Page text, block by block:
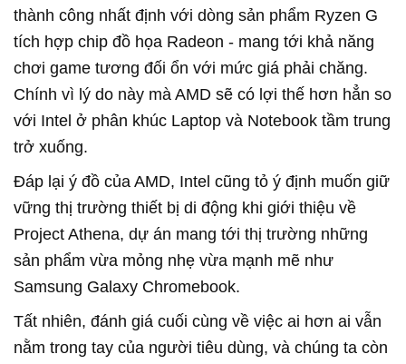
thành công nhất định với dòng sản phẩm Ryzen G
tích hợp chip đồ họa Radeon - mang tới khả năng
chơi game tương đối ổn với mức giá phải chăng.
Chính vì lý do này mà AMD sẽ có lợi thế hơn hẳn so
với Intel ở phân khúc Laptop và Notebook tầm trung
trở xuống.
Đáp lại ý đồ của AMD, Intel cũng tỏ ý định muốn giữ
vững thị trường thiết bị di động khi giới thiệu về
Project Athena, dự án mang tới thị trường những
sản phẩm vừa mỏng nhẹ vừa mạnh mẽ như
Samsung Galaxy Chromebook.
Tất nhiên, đánh giá cuối cùng về việc ai hơn ai vẫn
nằm trong tay của người tiêu dùng, và chúng ta còn